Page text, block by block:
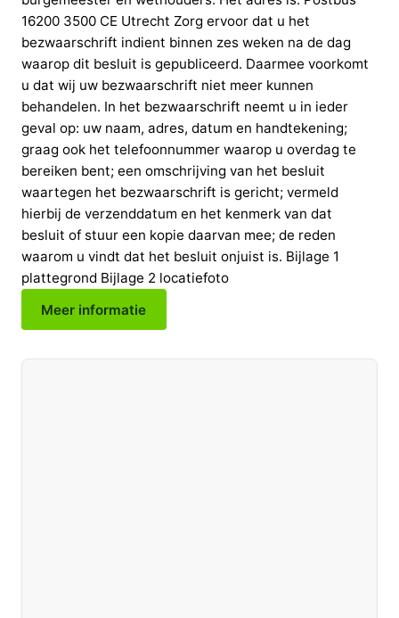
16200 3500 CE Utrecht Zorg ervoor dat u het
bezwaarschrift indient binnen zes weken na de dag
waarop dit besluit is gepubliceerd. Daarmee voorkomt
u dat wij uw bezwaarschrift niet meer kunnen
behandelen. In het bezwaarschrift neemt u in ieder
geval op: uw naam, adres, datum en handtekening;
graag ook het telefoonnummer waarop u overdag te
bereiken bent; een omschrijving van het besluit
waartegen het bezwaarschrift is gericht; vermeld
hierbij de verzenddatum en het kenmerk van dat
besluit of stuur een kopie daarvan mee; de reden
waarom u vindt dat het besluit onjuist is. Bijlage 1
plattegrond Bijlage 2 locatiefoto
Meer informatie